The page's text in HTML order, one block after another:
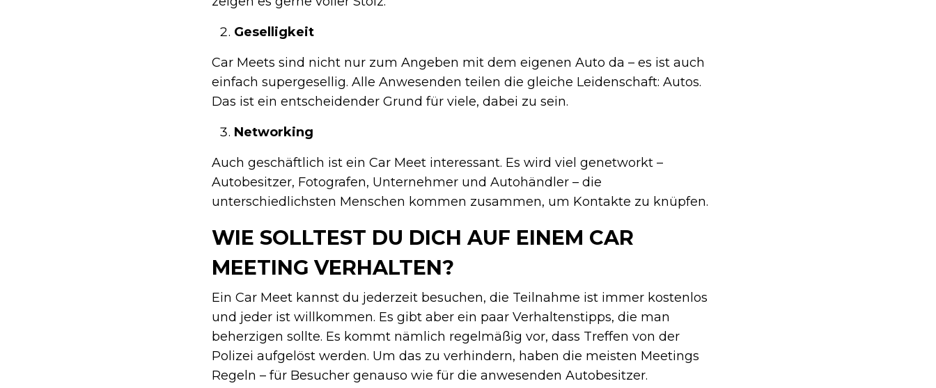
Geselligkeit
Car Meets sind nicht nur zum Angeben mit dem eigenen Auto da – es ist auch
einfach supergesellig. Alle Anwesenden teilen die gleiche Leidenschaft: Autos.
Das ist ein entscheidender Grund für viele, dabei zu sein.
Networking
Auch geschäftlich ist ein Car Meet interessant. Es wird viel genetworkt –
Autobesitzer, Fotografen, Unternehmer und Autohändler – die
unterschiedlichsten Menschen kommen zusammen, um Kontakte zu knüpfen.
WIE SOLLTEST DU DICH AUF EINEM CAR
MEETING VERHALTEN?
Ein Car Meet kannst du jederzeit besuchen, die Teilnahme ist immer kostenlos
und jeder ist willkommen. Es gibt aber ein paar Verhaltenstipps, die man
beherzigen sollte. Es kommt nämlich regelmäßig vor, dass Treffen von der
Polizei aufgelöst werden. Um das zu verhindern, haben die meisten Meetings
Regeln – für Besucher genauso wie für die anwesenden Autobesitzer.